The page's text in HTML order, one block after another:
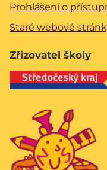
Prohlášení o
Staré webové
Zřizovatel školy